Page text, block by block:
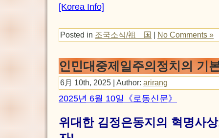
[Korea Info]
Posted in 조국소식/祖 国 | No Comments »
인민대중제일주의정치의 기
6月 10th, 2025 | Author: arirang
2025년 6월 10일《로동신문》
위대한 김정은동지의 혁명사